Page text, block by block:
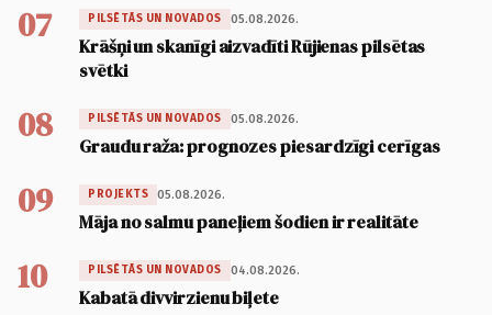
07 PILSĒTĀS UN NOVADOS 05.08.2026.
Krāšņi un skanīgi aizvadīti Rūjienas pilsētas
svētki
08 PILSĒTĀS UN NOVADOS 05.08.2026.
Graudu raža: prognozes piesardzīgi cerīgas
09 PROJEKTS 05.08.2026.
Māja no salmu paneļiem šodien ir realitāte
10 PILSĒTĀS UN NOVADOS 04.08.2026.
Kabatā divvirzienu biļete